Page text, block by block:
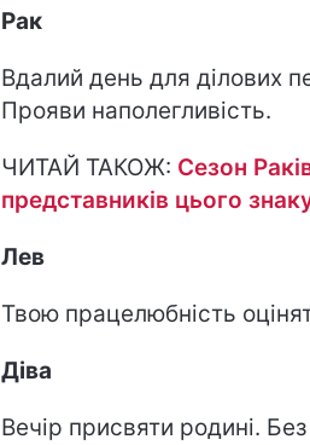
Рак
Вдалий день для ділових
Прояви наполегливість.
ЧИТАЙ ТАКОЖ: Сезон
представників цього
Лев
Твою працелюбність
Діва
Вечір присвяти родині. Без